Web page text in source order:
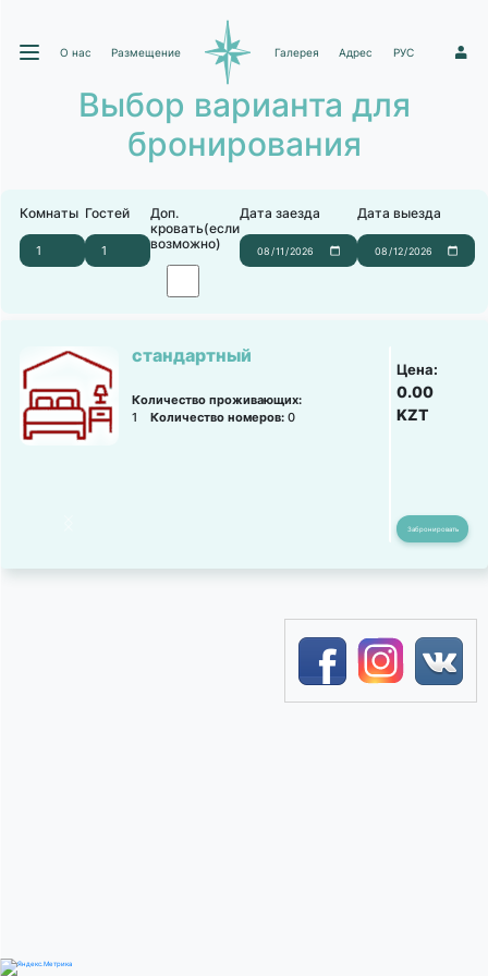
О нас Размещение Галерея Адрес РУС 1
Выбор варианта для
бронирования
Комнаты Гостей
Доп.
кровать(если
возможно)
Дата заезда Дата выезда
стандартный
Количество проживающих:
1
Количество номеров: 0
Цена:
0.00
KZT
Забронировать